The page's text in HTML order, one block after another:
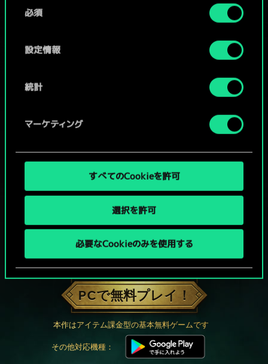
詳細は、下記の「設定」メニューでご確認ください。
必須
設定情報
統計
マーケティング
すべてのCookieを許可
選択を許可
必要なCookieのみを使用する
グウェントでひと勝負といかない
か？
PCで無料プレイ！
本作はアイテム課金型の基本無料ゲームです
その他対応機種：